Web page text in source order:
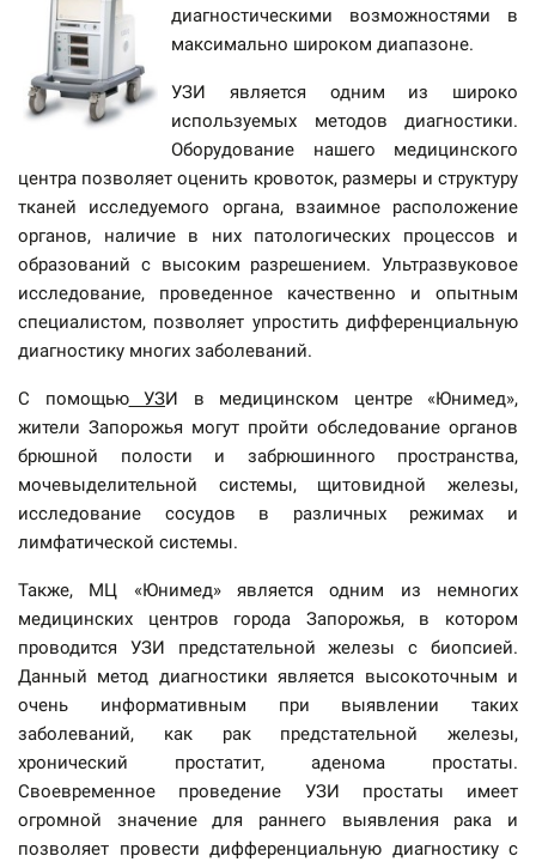
диагностическими возможностями в
максимально широком диапазоне.
УЗИ является одним из широко
используемых методов диагностики.
Оборудование нашего медицинского
центра позволяет оценить кровоток, размеры и структуру
тканей исследуемого органа, взаимное расположение
органов, наличие в них патологических процессов и
образований с высоким разрешением. Ультразвуковое
исследование, проведенное качественно и опытным
специалистом, позволяет упростить дифференциальную
диагностику многих заболеваний.
С помощьюУЗИ в медицинском центре «Юнимед»,
жители Запорожья могут пройти обследование органов
брюшной полости и забрюшинного пространства,
мочевыделительной системы, щитовидной железы,
исследование сосудов в различных режимах и
лимфатической системы.
Также, МЦ «Юнимед» является одним из немногих
медицинских центров города Запорожья, в котором
проводится УЗИ предстательной железы с биопсией.
Данный метод диагностики является высокоточным и
очень информативным при выявлении таких
заболеваний, как рак предстательной железы,
хронический простатит, аденома простаты.
Своевременное проведение УЗИ простаты имеет
огромной значение для раннего выявления рака и
позволяет провести дифференциальную диагностику с